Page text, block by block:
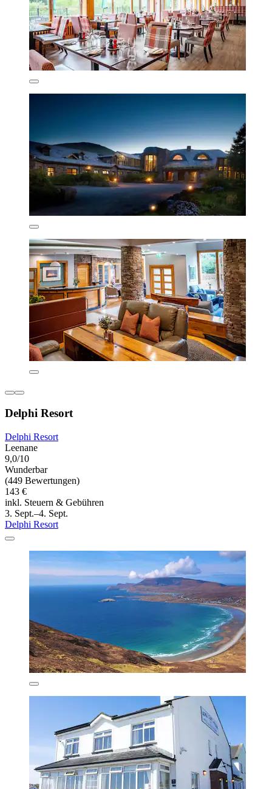
Delphi Resort
Delphi Resort
Leenane
9,0/10
Wunderbar
(449 Bewertungen)
143 €
inkl. Steuern & Gebühren
3. Sept.–4. Sept.
Delphi Resort